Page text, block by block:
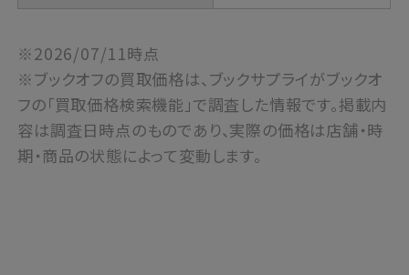
※2026/07/11時点
※ブックオフの買取価格は、ブックサプライがブックオ
フの「買取価格検索機能」で調査した情報です。掲載内
容は調査日時点のものであり、実際の価格は店舗・時
期・商品の状態によって変動します。